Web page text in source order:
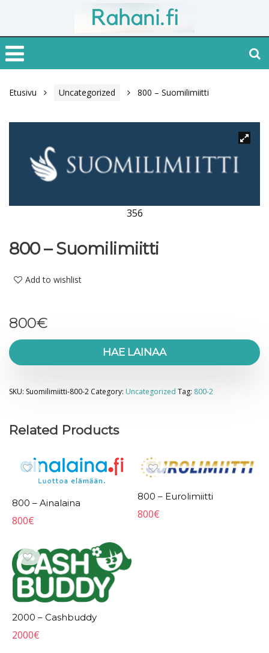
Etusivu Uncategorized 800 – Suomilimiitti
356
800 – Suomilimiitti
Add to wishlist
800€
HAE LAINAA
SKU: Suomilimiitti-800-2 Category: Uncategorized Tag: 800-2
Related Products
800 – Ainalaina
800€
800 – Eurolimiitti
800€
2000 – Cashbuddy
2000€